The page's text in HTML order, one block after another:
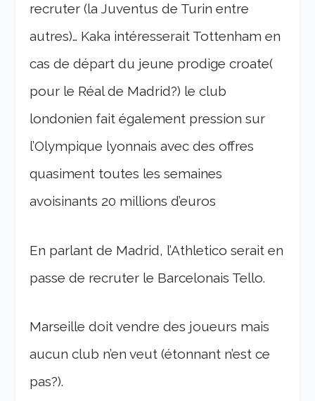
recruter (la Juventus de Turin entre
autres)… Kaka intéresserait Tottenham en
cas de départ du jeune prodige croate(
pour le Réal de Madrid?) le club
londonien fait également pression sur
l’Olympique lyonnais avec des offres
quasiment toutes les semaines
avoisinants 20 millions d’euros
En parlant de Madrid, l’Athletico serait en
passe de recruter le Barcelonais Tello.
Marseille doit vendre des joueurs mais
aucun club n’en veut (étonnant n’est ce
pas?).